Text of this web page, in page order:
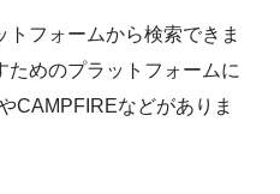
フォームから検索できま
めのプラットフォームに
CAMPFIREなどがありま